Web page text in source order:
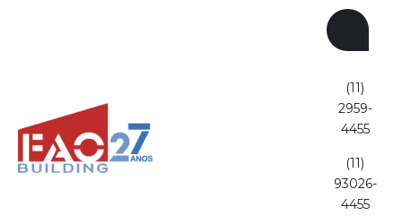
(11)
2959-
4455
(11)
93026-
4455